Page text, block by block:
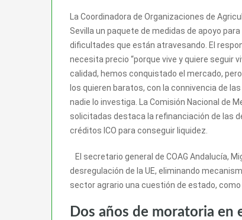
La Coordinadora de Organizaciones de
Sevilla un paquete de medidas de apoyo
dificultades que están atravesando. El
necesita precio “porque vive y quiere seguir
calidad, hemos conquistado el mercado,
los quieren baratos, con la connivencia de
nadie lo investiga. La Comisión Nacional de
solicitadas destaca la refinanciación de las
créditos ICO para conseguir liquidez.
El secretario general de COAG Andalucía,
desregulación de la UE, eliminando
sector agrario una cuestión de estado, como
Dos años de moratoria en